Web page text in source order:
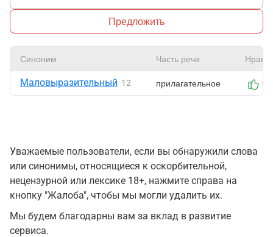
Предложить
Синоним Часть речи
Маловыразительный 12 прилагательное 0
Уважаемые пользователи, если вы обнаружили слова
или синонимы, относящиеся к оскорбительной,
нецензурной или лексике 18+, нажмите справа на
кнопку "Жалоба", чтобы мы могли удалить их.
Мы будем благодарны вам за вклад в развитие
сервиса.